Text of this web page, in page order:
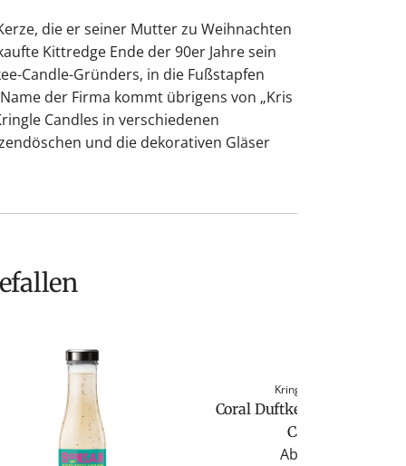
die er seiner Mutter zu Weihnachten
Kittredge Ende der 90er Jahre sein
Candle-Gründers, in die Fußstapfen
der Firma kommt übrigens von „Kris
Candles in verschiedenen
und die dekorativen Gläser
Kringle Candle
Coral Duftkerze von Kringle
Candle
Ab